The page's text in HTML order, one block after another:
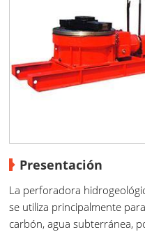
Presentación
La perforadora
se utiliza principalmente
carbón, agua subterránea,